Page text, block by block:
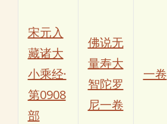
宋元入
藏诸大
小乘经·
第0908
部
佛说无
量寿大
智陀罗
尼一卷
一卷